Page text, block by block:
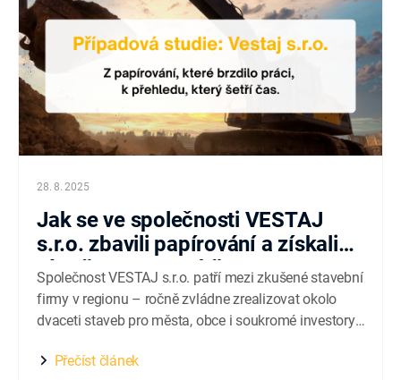
28. 8. 2025
Jak se ve společnosti VESTAJ
s.r.o. zbavili papírování a získali
více času na stavbě
Společnost VESTAJ s.r.o. patří mezi zkušené stavební
firmy v regionu – ročně zvládne zrealizovat okolo
dvaceti staveb pro města, obce i soukromé investory.
až po novostavby s důrazem na spolehlivost a jasný
Přečíst článek